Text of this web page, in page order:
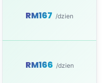
RM167 /dzien
RM166 /dzien